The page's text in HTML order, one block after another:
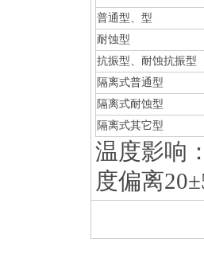
普通型、型
耐蚀型
抗振型、耐蚀抗振型
隔离式普通型
隔离式耐蚀型
隔离式其它型
温度影响
度偏离